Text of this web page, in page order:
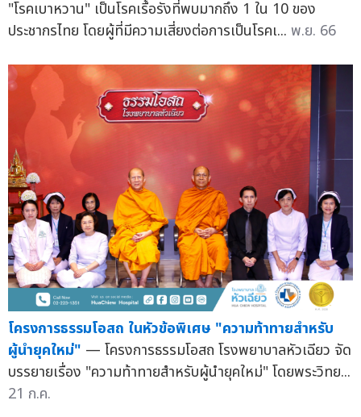
"โรคเบาหวาน" เป็นโรคเรื้อรังที่พบมากถึง 1 ใน 10 ของ
ประชากรไทย โดยผู้ที่มีความเสี่ยงต่อการเป็นโรคเ... พ.ย. 66
โครงการธรรมโอสถ ในหัวข้อพิเศษ "ความท้าทายสำหรับ
ผู้นำยุคใหม่" — โครงการธรรมโอสถ โรงพยาบาลหัวเฉียว จัด
บรรยายเรื่อง "ความท้าทายสำหรับผู้นำยุคใหม่" โดยพระวิทย...
21 ก.ค.